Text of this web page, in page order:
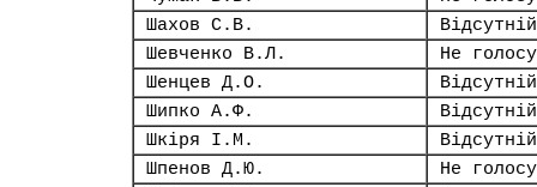
Шахов С.В.
Відсутній
Шевченко В.Л.
Не
Шенцев Д.О.
Відсутній
Шипко А.Ф.
Відсутній
Шкіря І.М.
Відсутній
Шпенов Д.Ю.
Не